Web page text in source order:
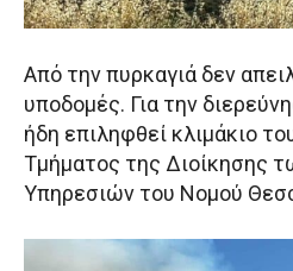
Από την πυρκαγιά δεν
υποδομές. Για την
ήδη επιληφθεί κλιμάκιο
Τμήματος της Διοίκησης
Υπηρεσιών του Νομού